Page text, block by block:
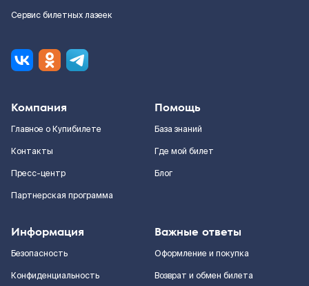
Сервис билетных лазеек
Компания
Главное о Купибилете
Контакты
Пресс-центр
Партнерская программа
Помощь
База знаний
Где мой билет
Блог
Информация
Безопасность
Конфиденциальность
Важные ответы
Оформление и покупка
Возврат и обмен билета